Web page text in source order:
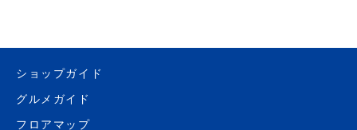
ショップガイド
グルメガイド
フロアマップ